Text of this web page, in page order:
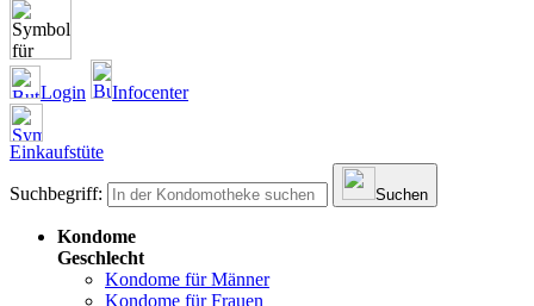
Login Infocenter
Einkaufstüte
Suchbegriff: Suchen
Kondome
Geschlecht
Kondome für Männer
Kondome für Frauen